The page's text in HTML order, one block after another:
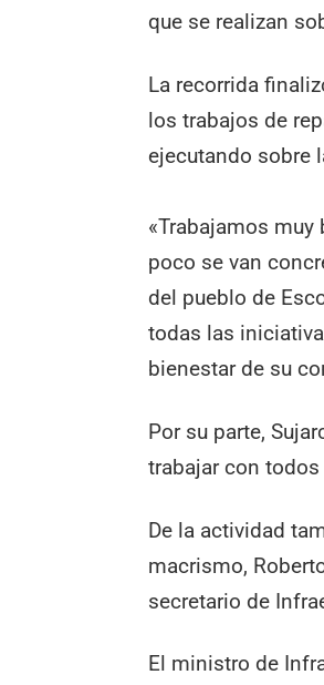
que se realizan
La recorrida
los trabajos de
ejecutando sobre
«Trabajamos
poco se van
del pueblo de
todas las
bienestar de su
Por su parte,
trabajar con
De la actividad
macrismo,
secretario de
El ministro de